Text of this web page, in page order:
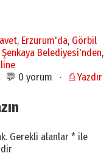
, Erzurum'da, Görbil
Şenkaya Belediyesi'nden,
💬 0 yorum · ⎙ Yazdır
Gerekli alanlar* ile